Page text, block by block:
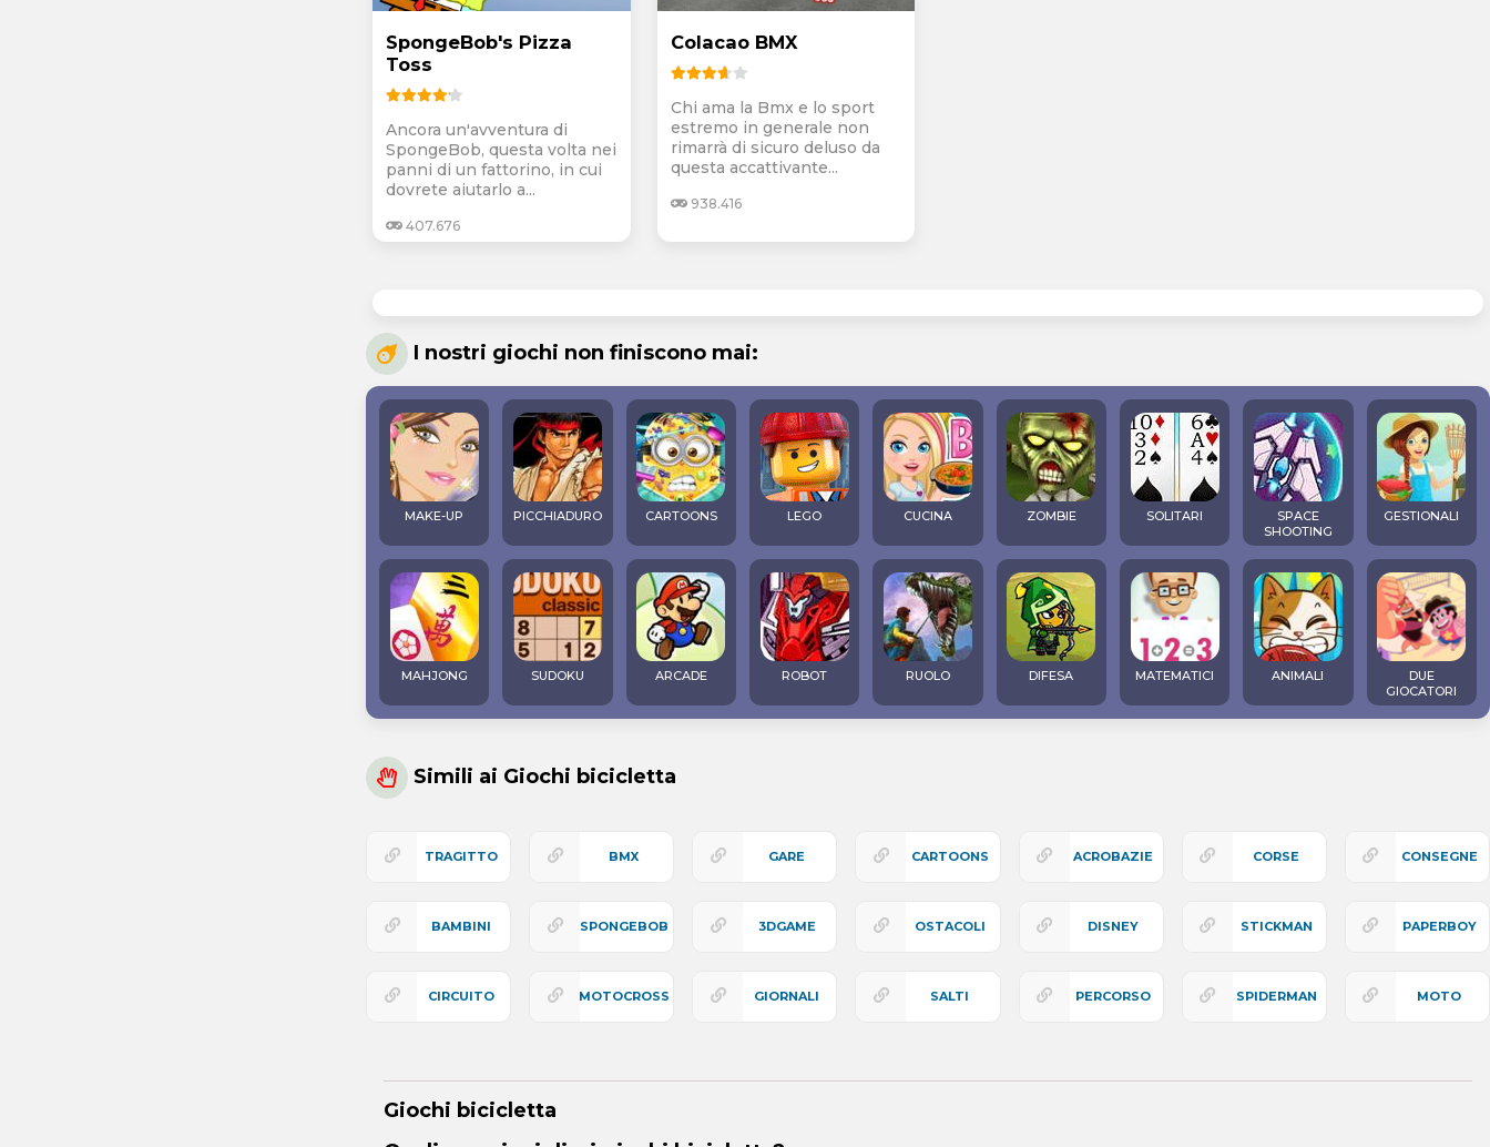
SpongeBob's Pizza
Toss
Ancora un'avventura di
SpongeBob, questa volta nei
panni di un fattorino, in cui
dovrete aiutarlo a...
407.676
Colacao BMX
Chi ama la Bmx e lo sport
estremo in generale non
rimarrà di sicuro deluso da
questa accattivante...
938.416
I nostri giochi non finiscono mai:
MAKE-UP PICCHIADURO CARTOONS LEGO CUCINA ZOMBIE SOLITARI
SPACE
SHOOTING
GESTIONALI
MAHJONG SUDOKU ARCADE ROBOT RUOLO DIFESA MATEMATICI ANIMALI
DUE
GIOCATORI
Simili ai Giochi bicicletta
TRAGITTO BMX GARE CARTOONS ACROBAZIE CORSE CONSEGNE
BAMBINI SPONGEBOB 3DGAME OSTACOLI DISNEY STICKMAN PAPERBOY
CIRCUITO MOTOCROSS GIORNALI SALTI PERCORSO SPIDERMAN MOTO
Giochi bicicletta